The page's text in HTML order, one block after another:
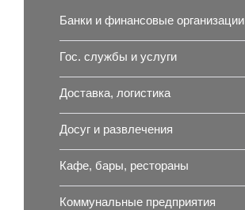
Банки и финансовые организации
Гос. службы и услуги
Доставка, логистика
Досуг и развлечения
Кафе, бары, рестораны
Коммунальные предприятия